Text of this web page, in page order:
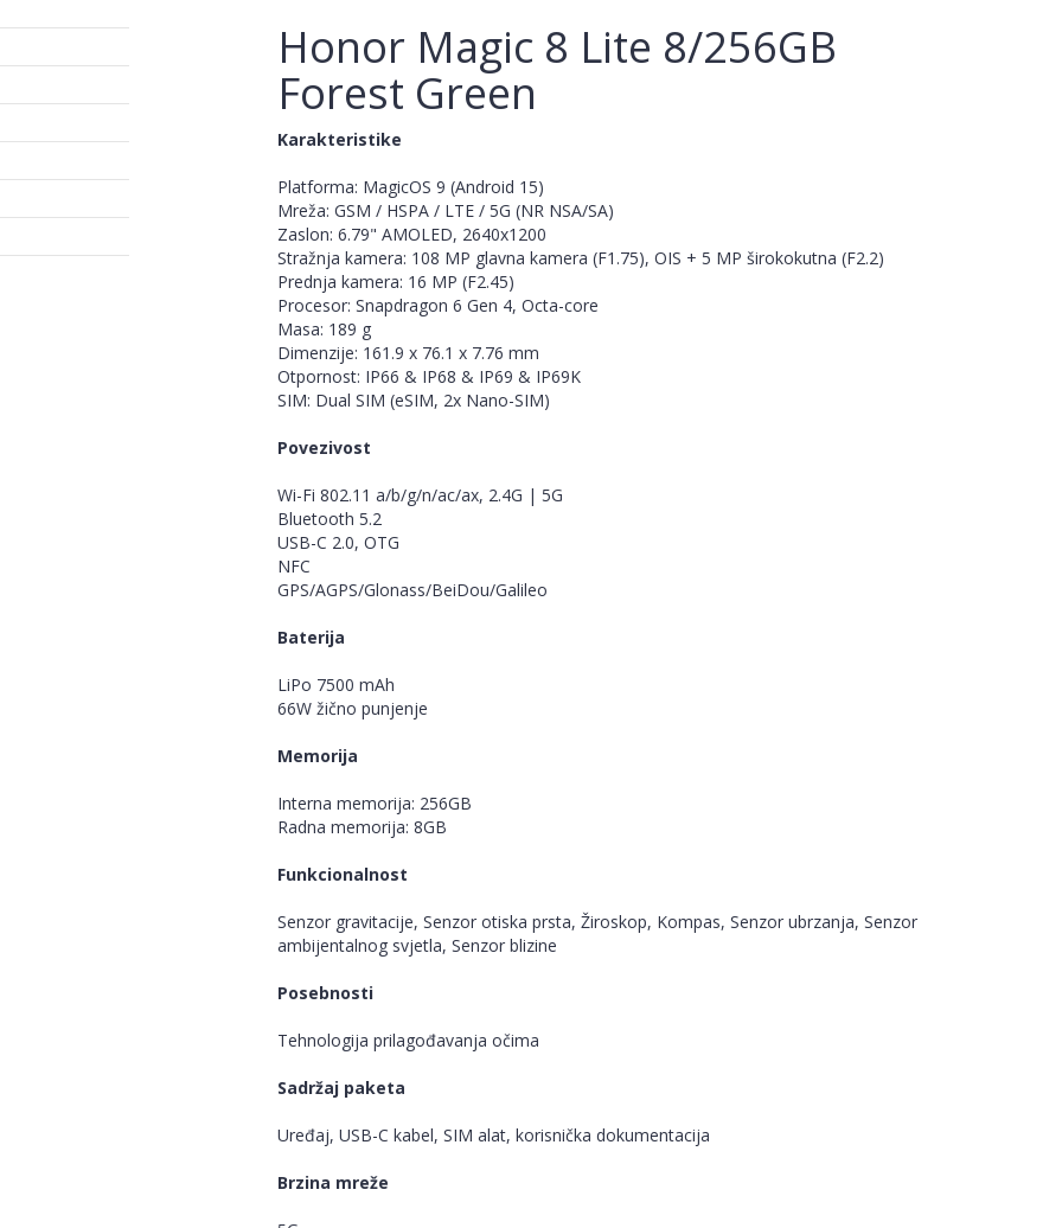
Honor Magic 8 Lite 8/256GB
Forest Green
Karakteristike
Platforma: MagicOS 9 (Android 15)
Mreža: GSM / HSPA / LTE / 5G (NR NSA/SA)
Zaslon: 6.79" AMOLED, 2640x1200
Stražnja kamera: 108 MP glavna kamera (F1.75), OIS + 5 MP širokokutna (F2.2)
Prednja kamera: 16 MP (F2.45)
Procesor: Snapdragon 6 Gen 4, Octa-core
Masa: 189 g
Dimenzije: 161.9 x 76.1 x 7.76 mm
Otpornost: IP66 & IP68 & IP69 & IP69K
SIM: Dual SIM (eSIM, 2x Nano-SIM)
Povezivost
Wi-Fi 802.11 a/b/g/n/ac/ax, 2.4G | 5G
Bluetooth 5.2
USB-C 2.0, OTG
NFC
GPS/AGPS/Glonass/BeiDou/Galileo
Baterija
LiPo 7500 mAh
66W žično punjenje
Memorija
Interna memorija: 256GB
Radna memorija: 8GB
Funkcionalnost
Senzor gravitacije, Senzor otiska prsta, Žiroskop, Kompas, Senzor ubrzanja, Senzor
ambijentalnog svjetla, Senzor blizine
Posebnosti
Tehnologija prilagođavanja očima
Sadržaj paketa
Uređaj, USB-C kabel, SIM alat, korisnička dokumentacija
Brzina mreže